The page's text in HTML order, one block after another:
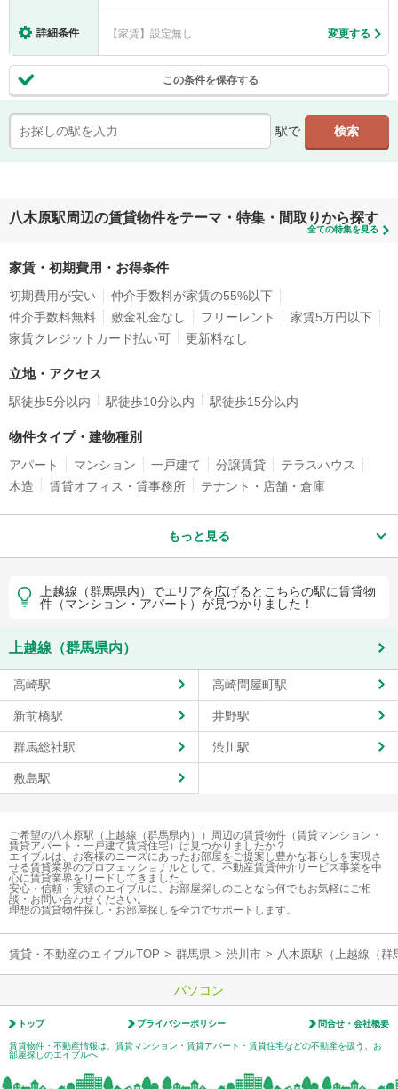
詳細条件 【家賃】設定無し 変更する
この条件を保存する
駅で
八木原駅周辺の賃貸物件をテーマ・特集・間取りから探す
全ての特集を見る
家賃・初期費用・お得条件
初期費用が安い
仲介手数料が家賃の55%以下
仲介手数料無料
敷金礼金なし フリーレント
家賃5万円以下
家賃クレジットカード払い可
更新料なし
立地・アクセス
駅徒歩5分以内 駅徒歩10分以内 駅徒歩15分以内
物件タイプ・建物種別
アパート マンション 一戸建て 分譲賃貸
テラスハウス
木造
賃貸オフィス・貸事務所 テナント・店舗・倉庫
もっと見る
上越線（群馬県内）でエリアを広げるとこちらの駅に賃貸物
件（マンション・アパート）が見つかりました！
上越線（群馬県内）
高崎駅 高崎問屋町駅
新前橋駅 井野駅
群馬総社駅 渋川駅
敷島駅
ご希望の八木原駅（上越線（群馬県内））周辺の賃貸物件（賃貸マンション・
賃貸アパート・一戸建て賃貸住宅）は見つかりましたか？
エイブルは、お客様のニーズにあったお部屋をご提案し豊かな暮らしを実現さ
せる賃貸業界のプロフェッショナルとして、不動産賃貸仲介サービス事業を中
心に賃貸業界をリードしてきました。
安心・信頼・実績のエイブルに、お部屋探しのことなら何でもお気軽にご相
談・お問い合わせください。
理想の賃貸物件探し・お部屋探しを全力でサポートします。
賃貸・不動産のエイブルTOP > 群馬県 > 渋川市 > 八木原駅（上越線（群
パソコン
トップ プライバシーポリシー 問合せ・会社概要
賃貸物件・不動産情報は、賃貸マンション・賃貸アパート・賃貸住宅などの不動産を扱う、お
部屋探しのエイブルへ